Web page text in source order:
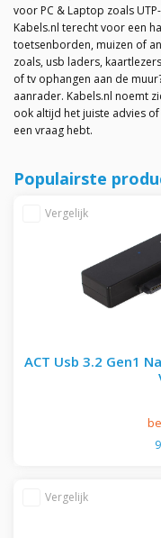
voor PC & Laptop zoals
Kabels.nl terecht voor een
toetsenborden, muizen of
zoals, usb laders,
of tv ophangen aan de
aanrader. Kabels.nl noemt
ook altijd het juiste advies
een vraag hebt.
Populairste
ACT Usb 3.2 Gen1